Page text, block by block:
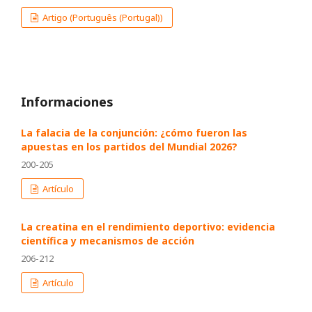
Artigo (Português (Portugal))
Informaciones
La falacia de la conjunción: ¿cómo fueron las
apuestas en los partidos del Mundial 2026?
200-205
Artículo
La creatina en el rendimiento deportivo: evidencia
científica y mecanismos de acción
206-212
Artículo